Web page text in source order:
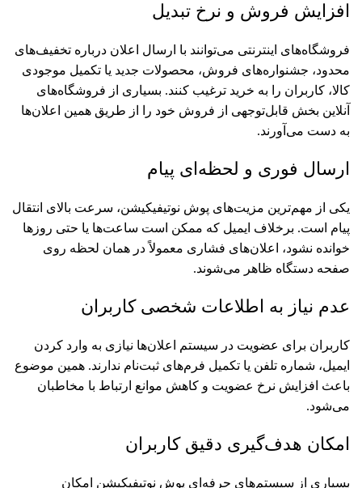
افزایش فروش و نرخ تبدیل
فروشگاه‌های اینترنتی می‌توانند با ارسال اعلان درباره تخفیف‌های
محدود، جشنواره‌های فروش، محصولات جدید یا تکمیل موجودی
کالا، کاربران را به خرید ترغیب کنند. بسیاری از فروشگاه‌های
آنلاین بخش قابل‌توجهی از فروش خود را از طریق همین اعلان‌ها
به دست می‌آورند.
ارسال فوری و لحظه‌ای پیام
یکی از مهم‌ترین مزیت‌های پوش نوتیفیکیشن، سرعت بالای انتقال
پیام است. برخلاف ایمیل که ممکن است ساعت‌ها یا حتی روزها
خوانده نشود، اعلان‌های فشاری معمولاً در همان لحظه روی
صفحه دستگاه ظاهر می‌شوند.
عدم نیاز به اطلاعات شخصی کاربران
کاربران برای عضویت در سیستم اعلان‌ها نیازی به وارد کردن
ایمیل، شماره تلفن یا تکمیل فرم‌های ثبت‌نام ندارند. همین موضوع
باعث افزایش نرخ عضویت و کاهش موانع ارتباط با مخاطبان
می‌شود.
امکان هدف‌گیری دقیق کاربران
بسیاری از سیستم‌های حرفه‌ای پوش نوتیفیکیشن امکان